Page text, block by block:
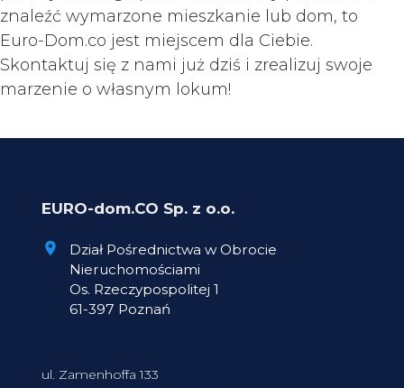
znaleźć wymarzone mieszkanie lub dom, to
Euro-Dom.co jest miejscem dla Ciebie.
Skontaktuj się z nami już dziś i zrealizuj swoje
marzenie o własnym lokum!
EURO-dom.CO Sp. z o.o.
Dział Pośrednictwa w Obrocie
Nieruchomościami
Os. Rzeczypospolitej 1
61-397 Poznań
ul. Zamenhoffa 133